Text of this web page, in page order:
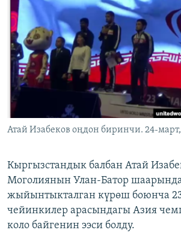
ЭЖЕ-СИҢДИЛЕР
АЗАТТЫК+
ЫҢГАЙСЫЗ СУРООЛОР
ОНЛАЙН ШЕРИНЕ
ЭЕ/АРнун бардык сайттары
Атай Изабеков оңдон биринчи. 24-
Кыргызстандык балбан Атай
Моголиянын Улан-Батор
жыйынтыкталган күрөш боюнча
чейинкилер арасындагы Азия
коло байгенин ээси болду.